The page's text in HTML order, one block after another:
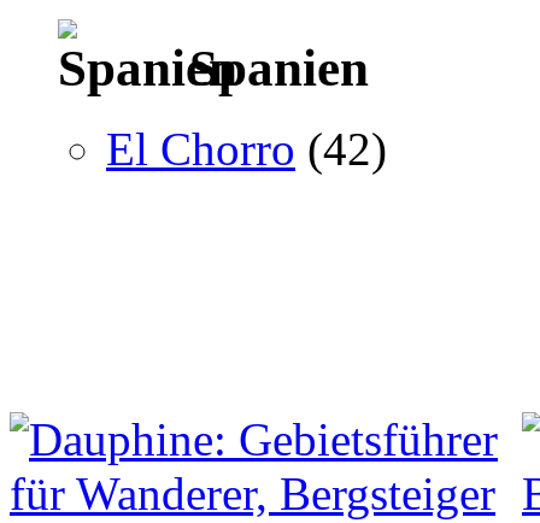
Spanien
El Chorro (42)